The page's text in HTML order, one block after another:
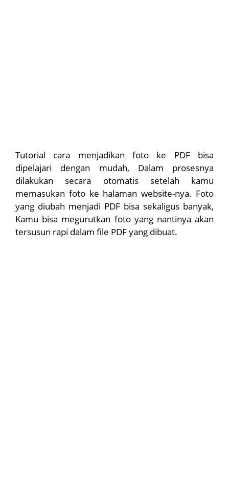
Tutorial cara menjadikan foto ke PDF bisa
dipelajari dengan mudah, Dalam prosesnya
dilakukan secara otomatis setelah kamu
memasukan foto ke halaman website-nya. Foto
yang diubah menjadi PDF bisa sekaligus banyak,
Kamu bisa megurutkan foto yang nantinya akan
tersusun rapi dalam file PDF yang dibuat.